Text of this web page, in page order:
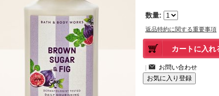
数量:
返品特約に関する重要事項